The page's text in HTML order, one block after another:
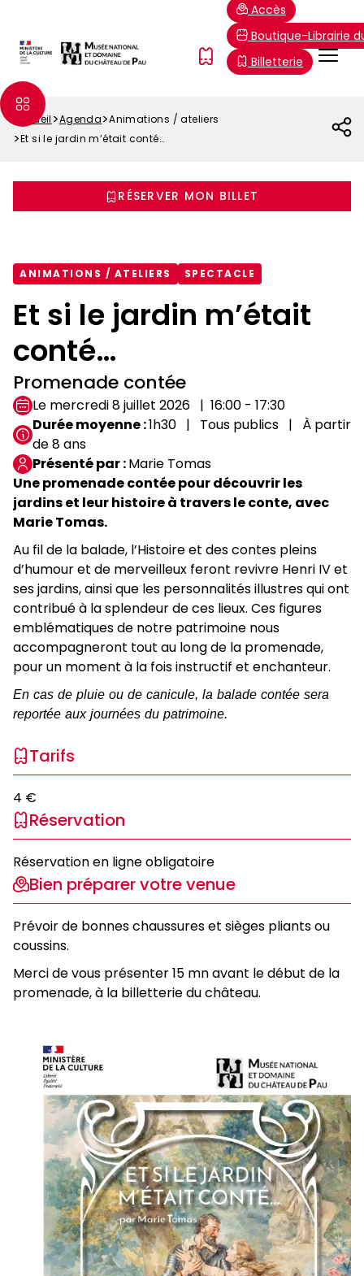
contenu
principal
Menu
FR
Accès
Boutique-Librairie
Billetterie
Fil
Accueil Agenda
Animations / ateliers
Et si le jardin m’était conté…
RÉSERVER MON BILLET
ANIMATIONS / ATELIERS SPECTACLE
Et si le jardin m’était
conté…
Promenade contée
Le mercredi 8 juillet 2026
16:00 - 17:30
Durée moyenne 1h30 Tous publics
À partir
de 8 ans
Présenté par Marie Tomas
Une promenade contée pour découvrir les
jardins et leur histoire à travers le conte, avec
Marie Tomas.
Au fil de la balade, l’Histoire et des contes pleins
d’humour et de merveilleux feront revivre Henri IV et
ses jardins, ainsi que les personnalités illustres qui ont
contribué à la splendeur de ces lieux. Ces figures
emblématiques de notre patrimoine nous
accompagneront tout au long de la promenade,
pour un moment à la fois instructif et enchanteur.
En cas de pluie ou de canicule, la balade contée sera
reportée aux journées du patrimoine.
Tarifs
4 €
Réservation
Réservation en ligne obligatoire
Bien préparer votre venue
Prévoir de bonnes chaussures et sièges pliants ou
coussins.
Merci de vous présenter 15 mn avant le début de la
promenade, à la billetterie du château.